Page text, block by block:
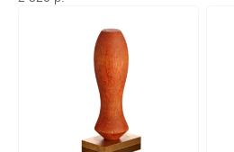
Если у вас есть вопросы по ассортименту
нужна консультация — оставьте свои
свяжемся с вами
ЗАКАЗАТЬ ЗВОНОК